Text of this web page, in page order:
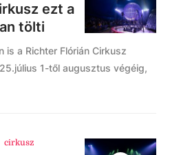
ezt a
tölti
is a Richter Flórián Cirkusz
1-től augusztus végéig,
cirkusz